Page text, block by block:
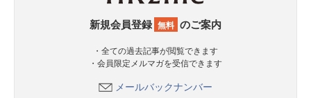
新規会員登録 無料 のご案内
・全ての過去記事が閲覧できます
・会員限定メルマガを受信できます
メールバックナンバー